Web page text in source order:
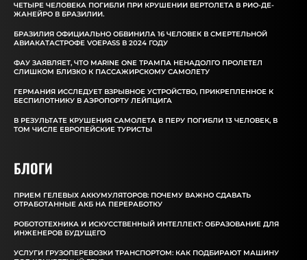
ЧЕТЫРЕ ЧЕЛОВЕКА ПОГИБЛИ ПРИ КРУШЕНИИ ВЕРТОЛЕТА В РИО-ДЕ-
ЖАНЕЙРО В БРАЗИЛИИ.
БРАЗИЛИЯ ОФИЦИАЛЬНО ОБВИНИЛА 16 ЧЕЛОВЕК В СМЕРТЕЛЬНОЙ
АВИАКАТАСТРОФЕ VOEPASS В 2024 ГОДУ
ФАУ ЗАЯВЛЯЕТ, ЧТО MARINE ONE ТРАМПА НЕНАДОЛГО ПРОЛЕТЕЛ
СЛИШКОМ БЛИЗКО К ПАССАЖИРСКОМУ САМОЛЕТУ
ГЕРМАНИЯ ИССЛЕДУЕТ ВЗРЫВНОЕ УСТРОЙСТВО, ПРИКРЕПЛЕННОЕ К
БЕСПИЛОТНИКУ В АЭРОПОРТУ ЛЕЙПЦИГА
В РЕЗУЛЬТАТЕ КРУШЕНИЯ САМОЛЕТА В ПЕРУ ПОГИБЛИ 13 ЧЕЛОВЕК, В
ТОМ ЧИСЛЕ ЕВРОПЕЙСКИЕ ТУРИСТЫ
БЛОГИ
ПРИЕМ ГЕЛЕВЫХ АККУМУЛЯТОРОВ: ПОЧЕМУ ВАЖНО СДАВАТЬ
ОТРАБОТАННЫЕ АКБ НА ПЕРЕРАБОТКУ
РОБОТОТЕХНИКА И ИСКУССТВЕННЫЙ ИНТЕЛЛЕКТ: ОБРАЗОВАНИЕ ДЛЯ
ИНЖЕНЕРОВ БУДУЩЕГО
УСЛУГИ ГРУЗОПЕРЕВОЗКИ ТРАНСПОРТОМ: КАК ПОДБИРАЮТ МАШИНУ